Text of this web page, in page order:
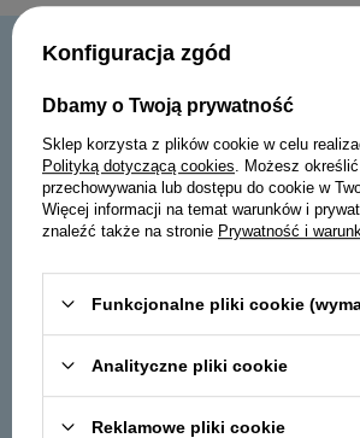
Ulubione produkty dla psów
Konfiguracja zgód
Dbamy o Twoją prywatność
Sklep korzysta z plików cookie w celu
Polityką dotyczącą cookies . Możesz
przechowywania lub dostępu do cookie w
Więcej informacji na temat warunków i
znaleźć także na stronie Prywatność i
Funkcjonalne pliki cookie
Analityczne pliki cookie
Reklamowe pliki cookie